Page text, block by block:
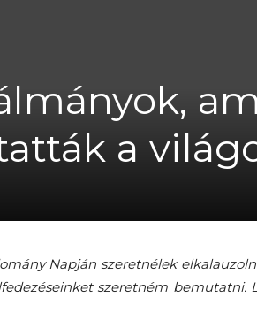
a
Napján szeretnélek
szeretném bemutatni.